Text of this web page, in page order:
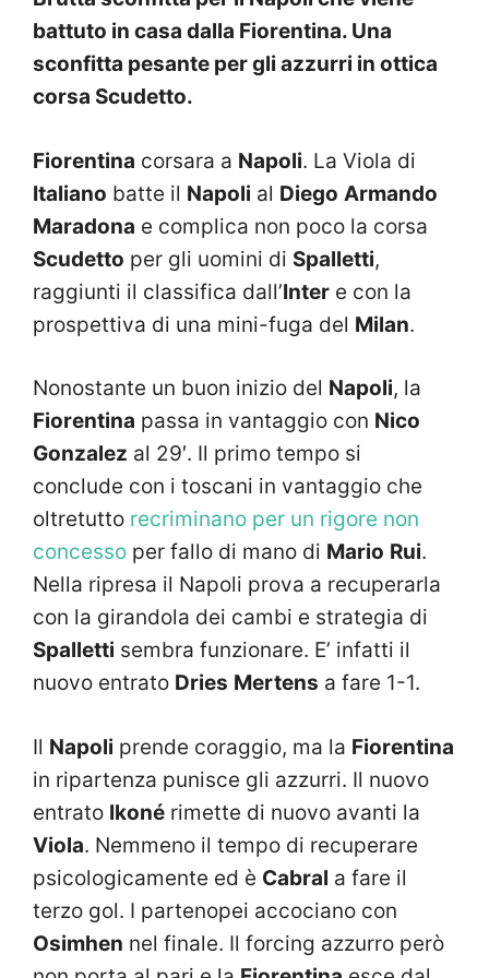
battuto in casa dalla Fiorentina. Una
sconfitta pesante per gli azzurri in ottica
corsa Scudetto.
Fiorentina corsara a Napoli. La Viola di
Italiano batte il Napoli al Diego Armando
Maradona e complica non poco la corsa
Scudetto per gli uomini di Spalletti,
raggiunti il classifica dall’Inter e con la
prospettiva di una mini-fuga del Milan.
Nonostante un buon inizio del Napoli, la
Fiorentina passa in vantaggio con Nico
Gonzalez al 29′. Il primo tempo si
conclude con i toscani in vantaggio che
oltretutto recriminano per un rigore non
concesso per fallo di mano di Mario Rui.
Nella ripresa il Napoli prova a recuperarla
con la girandola dei cambi e strategia di
Spalletti sembra funzionare. E’ infatti il
nuovo entrato Dries Mertens a fare 1-1.
Il Napoli prende coraggio, ma la Fiorentina
in ripartenza punisce gli azzurri. Il nuovo
entrato Ikoné rimette di nuovo avanti la
Viola. Nemmeno il tempo di recuperare
psicologicamente ed è Cabral a fare il
terzo gol. I partenopei accociano con
Osimhen nel finale. Il forcing azzurro però